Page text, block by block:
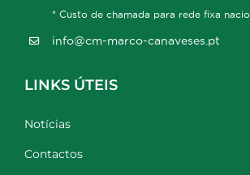
* Custo de chamada para rede fixa
info@cm-marco-canaveses.pt
LINKS ÚTEIS
Notícias
Contactos